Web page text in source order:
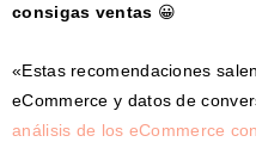
consigas ventas 😀
«Estas recomendaciones
eCommerce y datos de
análisis de los eCommerce